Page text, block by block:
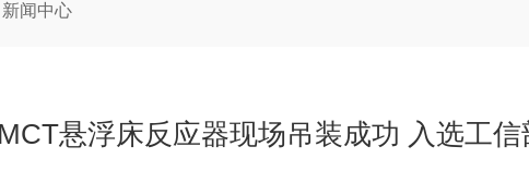
新闻中心
悬浮床反应器现场吊装成功 入选工